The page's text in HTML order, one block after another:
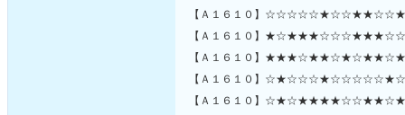
【Ａ１６１０】
【Ａ１６１０】
【Ａ１６１０】
【Ａ１６１０】
【Ａ１６１０】